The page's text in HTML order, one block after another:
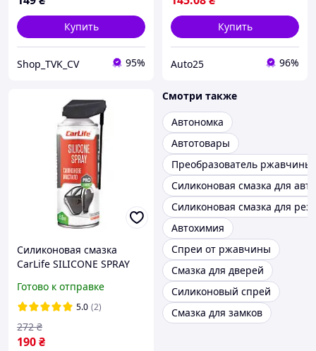
Купить
Shop_TVK_CV 95%
Купить
Auto25 96%
Силиконовая смазка
CarLife SILICONE SPRAY
Готово к отправке
5.0 (2)
190₴
272 ₴
Смотри также
Автономка
Автотовары
Преобразователь ржавчины
Силиконовая смазка для авто
Силиконовая смазка для
Автохимия
Спреи от ржавчины
Смазка для дверей
Силиконовый спрей
Смазка для замков